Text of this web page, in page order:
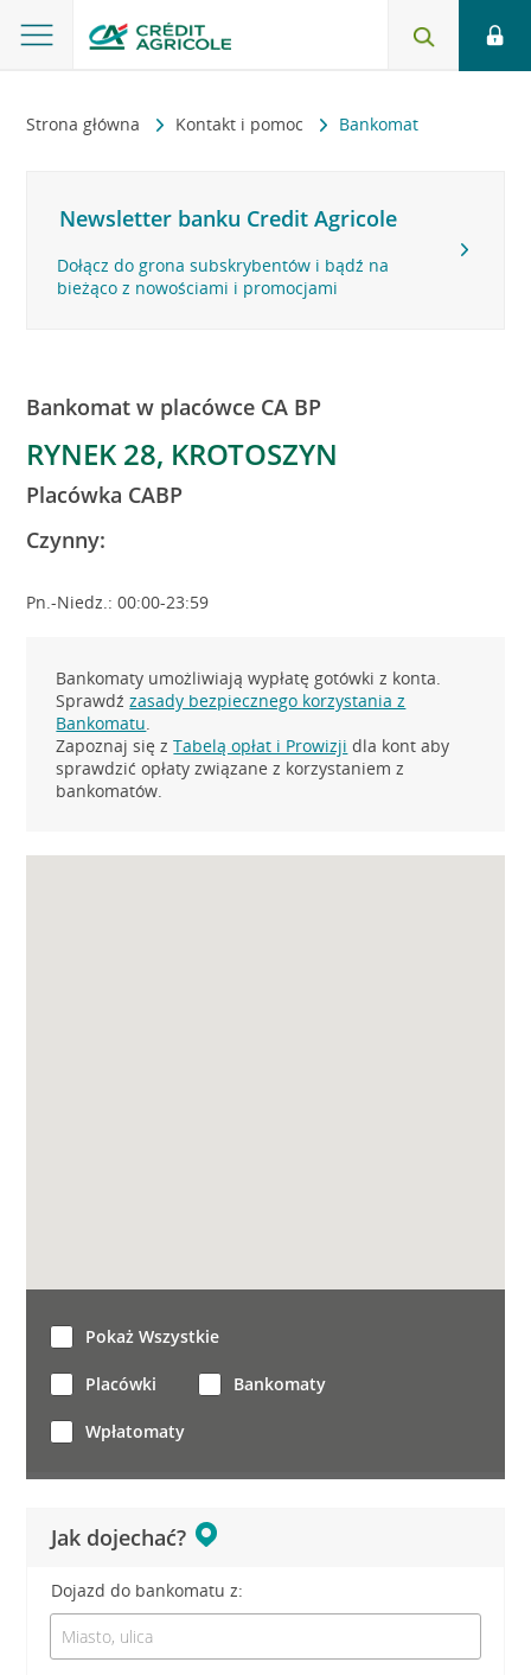
Strona główna Kontakt i pomoc Bankomat
Newsletter banku Credit Agricole
Dołącz do grona subskrybentów i bądź na
bieżąco z nowościami i promocjami
Bankomat w placówce CA BP
RYNEK 28, KROTOSZYN
Placówka CABP
Czynny:
Pn.-Niedz.: 00:00-23:59
Bankomaty umożliwiają wypłatę gotówki z konta.
Sprawdźzasady bezpiecznego korzystania z
Bankomatu.
Zapoznaj się zTabelą opłat i Prowizji dla kont aby
sprawdzić opłaty związane z korzystaniem z
bankomatów.
Jak dojechać?
Dojazd do bankomatu z:
Pokaż Wszystkie
Placówki Bankomaty
Wpłatomaty